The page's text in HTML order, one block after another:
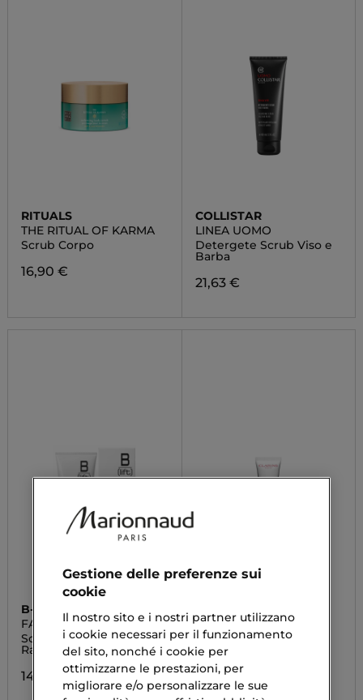
RITUALS
THE RITUAL OF KARMA
Scrub Corpo
16,90 €
COLLISTAR
LINEA UOMO
Detergete Scrub Viso e
Barba
21,63 €
B-LIFT
FANGO + SCRUB
Scrub Corpo Attivo
Rapido
14,76 €
BEAUTY FLASH PEEL
Crema Esfoliante
44,92 €
Gestione delle preferenze sui
cookie
Il nostro sito e i nostri partner utilizzano
i cookie necessari per il funzionamento
del sito, nonché i cookie per
ottimizzarne le prestazioni, per
migliorare e/o personalizzare le sue